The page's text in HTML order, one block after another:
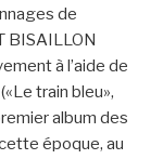
de
BISAILLON
à l’aide de
train bleu»,
album des
époque, au